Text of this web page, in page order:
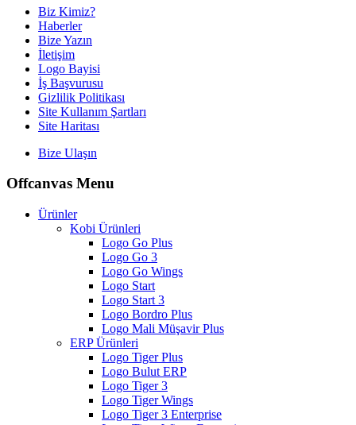
Biz Kimiz?
Haberler
Bize Yazın
İletişim
Logo Bayisi
İş Başvurusu
Gizlilik Politikası
Site Kullanım Şartları
Site Haritası
Bize Ulaşın
Offcanvas Menu
Ürünler
Kobi Ürünleri
Logo Go Plus
Logo Go 3
Logo Go Wings
Logo Start
Logo Start 3
Logo Bordro Plus
Logo Mali Müşavir Plus
ERP Ürünleri
Logo Tiger Plus
Logo Bulut ERP
Logo Tiger 3
Logo Tiger Wings
Logo Tiger 3 Enterprise